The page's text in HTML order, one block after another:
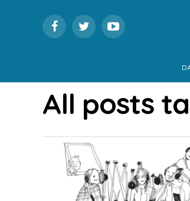
All posts